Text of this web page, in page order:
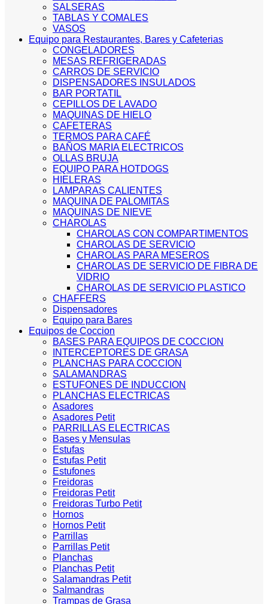
SALSERAS
TABLAS Y COMALES
VASOS
Equipo para Restaurantes, Bares y Cafeterias
CONGELADORES
MESAS REFRIGERADAS
CARROS DE SERVICIO
DISPENSADORES INSULADOS
BAR PORTATIL
CEPILLOS DE LAVADO
MAQUINAS DE HIELO
CAFETERAS
TERMOS PARA CAFÉ
BAÑOS MARIA ELECTRICOS
OLLAS BRUJA
EQUIPO PARA HOTDOGS
HIELERAS
LAMPARAS CALIENTES
MAQUINA DE PALOMITAS
MAQUINAS DE NIEVE
CHAROLAS
CHAROLAS CON COMPARTIMENTOS
CHAROLAS DE SERVICIO
CHAROLAS PARA MESEROS
CHAROLAS DE SERVICIO DE FIBRA DE
VIDRIO
CHAROLAS DE SERVICIO PLASTICO
CHAFFERS
Dispensadores
Equipo para Bares
Equipos de Coccion
BASES PARA EQUIPOS DE COCCION
INTERCEPTORES DE GRASA
PLANCHAS PARA COCCION
SALAMANDRAS
ESTUFONES DE INDUCCION
PLANCHAS ELECTRICAS
Asadores
Asadores Petit
PARRILLAS ELECTRICAS
Bases y Mensulas
Estufas
Estufas Petit
Estufones
Freidoras
Freidoras Petit
Freidoras Turbo Petit
Hornos
Hornos Petit
Parrillas
Parrillas Petit
Planchas
Planchas Petit
Salamandras Petit
Salmandras
Trampas de Grasa